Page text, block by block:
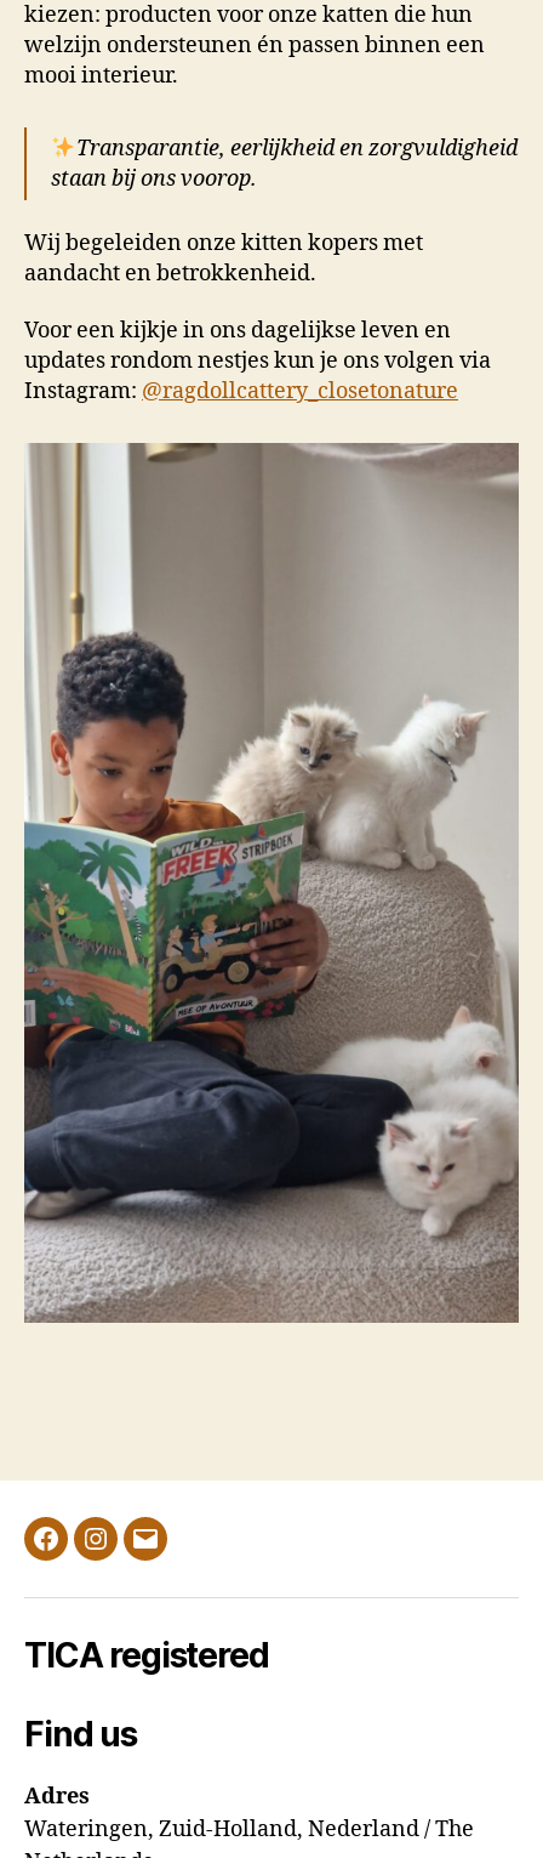
kiezen: producten voor onze katten die hun
welzijn ondersteunen én passen binnen een
mooi interieur.
Transparantie, eerlijkheid en zorgvuldigheid
staan bij ons voorop.
Wij begeleiden onze kitten kopers met
aandacht en betrokkenheid.
Voor een kijkje in ons dagelijkse leven en
updates rondom nestjes kun je ons volgen via
Instagram: @ragdollcattery_closetonature
Facebook
Instagram
E-
TICA registered
Find us
Adres
Wateringen, Zuid-Holland, Nederland / The